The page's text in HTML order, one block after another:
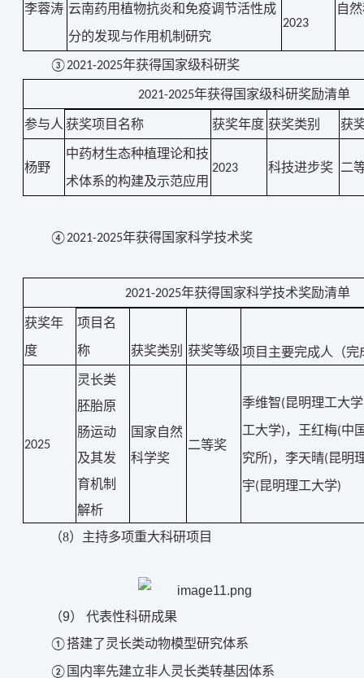
李蓉涛 云南药用植物抗炎和免疫调节活性成
分的发现与作用机制研究
2023
自
③2021-2025年获得国家级科研奖
2021-2025年获得国家级科研奖励清单
参与人 获奖项目名称 获奖年度 获奖类别 获
杨野
中药材生态种植理论和技
术体系的构建及示范应用
2023 科技进步奖 二
④2021-2025年获得国家科学技术奖
2021-2025年获得国家科学技术奖励清单
获奖年
度
项目名
称
获奖类别 获奖等级 项目主要完成人 （完
2025
灵长类
胚胎原
肠运动
及其发
育机制
解析
国家自然
科学奖
二等奖
季维智(昆明理工大学
工大学)，王红梅(中
究所)，李天晴(昆明
宇(昆明理工大学)
（8） 主持多项重大科研项目
（9） 代表性科研成果
①搭建了灵长类动物模型研究体系
②国内率先建立非人灵长类转基因体系